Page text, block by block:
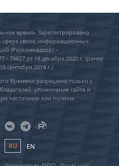
время» Зарегистрировано
связи, информационных
(Роскомнадзор) –
79627 от 18 декабря 2020 г. (ранее
сентября 2014 г.)
Времени разрешено только с
упоминание сайта и
частичном или полном
RU EN